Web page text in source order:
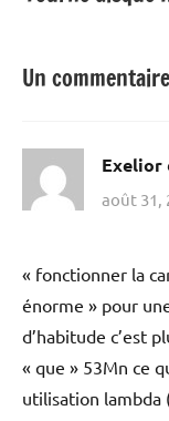
Un commentaire
Exelior
août 31,
« fonctionner la
énorme » pour
d’habitude c’est
« que » 53Mn ce
utilisation lambda